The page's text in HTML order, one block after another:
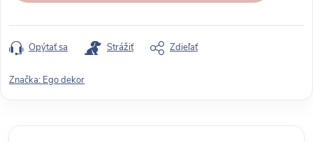
o
t
o
Opýtať sa Strážiť Zdieľať
Značka: Ego dekor